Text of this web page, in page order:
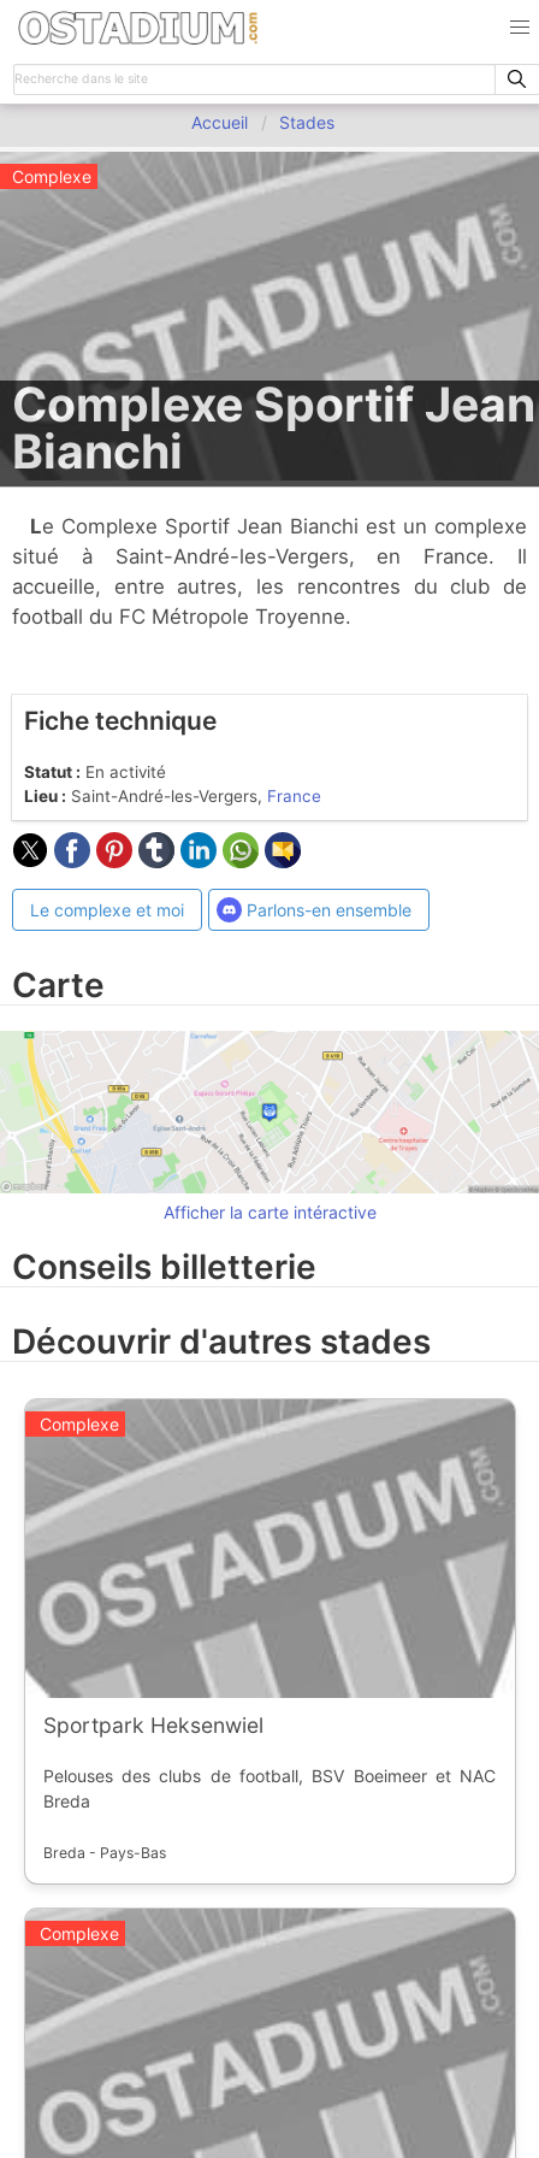
Accueil Stades
Complexe
Complexe Sportif Jean
Bianchi
Le Complexe Sportif Jean Bianchi est un complexe
situé à Saint-André-les-Vergers, en France. Il
accueille, entre autres, les rencontres du club de
football du FC Métropole Troyenne.
Fiche technique
Statut : En activité
Lieu : Saint-André-les-Vergers, France
Le complexe et moi Parlons-en ensemble
Carte
Afficher la carte intéractive
Conseils billetterie
Découvrir d'autres stades
Complexe
Sportpark Heksenwiel
Pelouses des clubs de football, BSV Boeimeer et NAC
Breda
Breda - Pays-Bas
Complexe